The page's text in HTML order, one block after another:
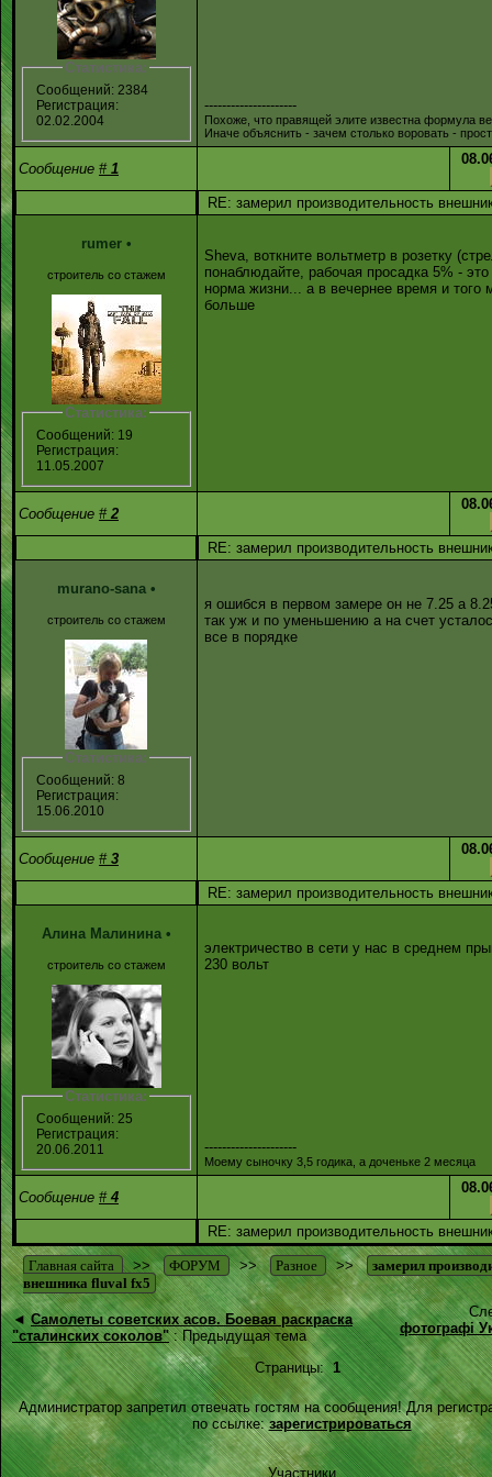
Статистика:
Сообщений: 2384
Регистрация:
02.02.2004
---------------------
Похоже, что правящей элите известна формула
Иначе объяснить - зачем столько воровать -
Сообщение # 1
RE: замерил производительность
rumer •
строитель со стажем
Статистика:
Сообщений: 19
Регистрация:
11.05.2007
Sheva, воткните вольтметр в розетку
понаблюдайте, рабочая просадка 5% -
норма жизни... а в вечернее время и того
больше
Сообщение # 2
RE: замерил производительность
murano-sana •
строитель со стажем
Статистика:
Сообщений: 8
Регистрация:
15.06.2010
я ошибся в первом замере он не 7.25 а
так уж и по уменьшению а на счет
все в порядке
Сообщение # 3
RE: замерил производительность
Алина Малинина •
строитель со стажем
Статистика:
Сообщений: 25
Регистрация:
20.06.2011
электричество в сети у нас в среднем
230 вольт
---------------------
Моему сыночку 3,5 годика, а доченьке 2 месяца
Сообщение # 4
RE: замерил производительность
Главная сайта >> ФОРУМ >> Разное >> замерил
внешника fluval fx5
◄Самолеты советских асов. Боевая раскраска
"сталинских соколов": Предыдущая тема
фотографі
Страницы:1
Администратор запретил отвечать гостям на сообщения! Для
по ссылке:зарегистрироваться
Участники